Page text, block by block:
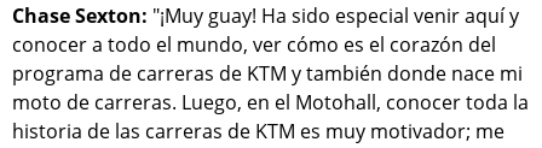
Chase Sexton: "¡Muy guay! Ha sido especial venir aquí y
conocer a todo el mundo, ver cómo es el corazón del
programa de carreras de KTM y también donde nace mi
moto de carreras. Luego, en el Motohall, conocer toda la
historia de las carreras de KTM es muy motivador; me